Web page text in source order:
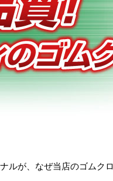
ルが、なぜ当店のゴムク